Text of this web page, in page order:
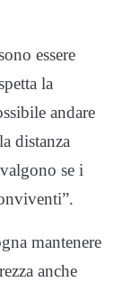
essere
la
andare
distanza
se i
mantenere
anche